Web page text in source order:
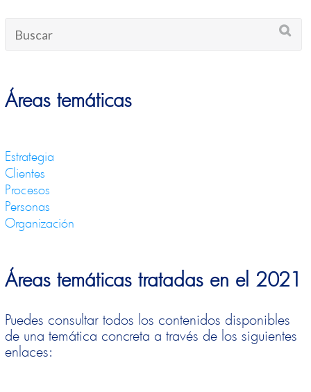
Áreas temáticas
Estrategia
Clientes
Procesos
Personas
Organización
Áreas temáticas tratadas en el 2021
Puedes consultar todos los contenidos disponibles
de una temática concreta a través de los siguientes
enlaces: